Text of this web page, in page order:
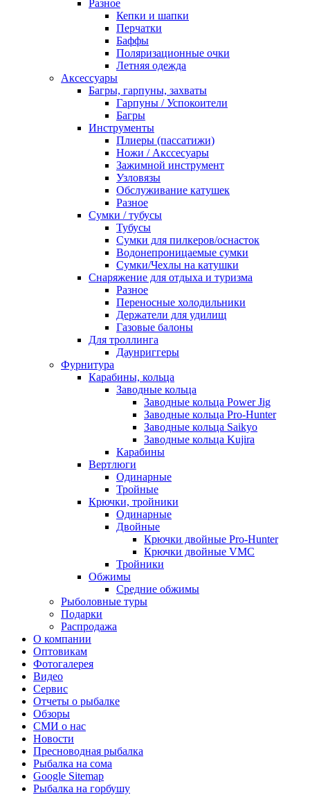
Разное
Кепки и шапки
Перчатки
Баффы
Поляризационные очки
Летняя одежда
Аксессуары
Багры, гарпуны, захваты
Гарпуны / Успокоители
Багры
Инструменты
Плиеры (пассатижи)
Ножи / Акссесуары
Зажимной инструмент
Узловязы
Обслуживание катушек
Разное
Сумки / тубусы
Тубусы
Сумки для пилкеров/оснасток
Водонепроницаемые сумки
Сумки/Чехлы на катушки
Снаряжение для отдыха и туризма
Разное
Переносные холодильники
Держатели для удилищ
Газовые балоны
Для троллинга
Даунриггеры
Фурнитура
Карабины, кольца
Заводные кольца
Заводные кольца Power Jig
Заводные кольца Pro-Hunter
Заводные кольца Saikyo
Заводные кольца Kujira
Карабины
Вертлюги
Одинарные
Тройные
Крючки, тройники
Одинарные
Двойные
Крючки двойные Pro-Hunter
Крючки двойные VMC
Тройники
Обжимы
Средние обжимы
Рыболовные туры
Подарки
Распродажа
О компании
Оптовикам
Фотогалерея
Видео
Сервис
Отчеты о рыбалке
Обзоры
СМИ о нас
Новости
Пресноводная рыбалка
Рыбалка на сома
Google Sitemap
Рыбалка на горбушу